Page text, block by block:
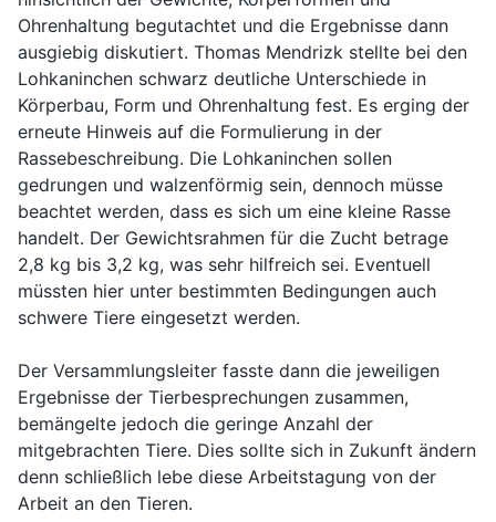
Ohrenhaltung begutachtet und die Ergebnisse dann
ausgiebig diskutiert. Thomas Mendrizk stellte bei den
Lohkaninchen schwarz deutliche Unterschiede in
Körperbau, Form und Ohrenhaltung fest. Es erging der
erneute Hinweis auf die Formulierung in der
Rassebeschreibung. Die Lohkaninchen sollen
gedrungen und walzenförmig sein, dennoch müsse
beachtet werden, dass es sich um eine kleine Rasse
handelt. Der Gewichtsrahmen für die Zucht betrage
2,8 kg bis 3,2 kg, was sehr hilfreich sei. Eventuell
müssten hier unter bestimmten Bedingungen auch
schwere Tiere eingesetzt werden.
Der Versammlungsleiter fasste dann die jeweiligen
Ergebnisse der Tierbesprechungen zusammen,
bemängelte jedoch die geringe Anzahl der
mitgebrachten Tiere. Dies sollte sich in Zukunft ändern
denn schließlich lebe diese Arbeitstagung von der
Arbeit an den Tieren.